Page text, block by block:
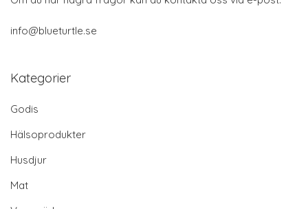
info@blueturtle.se
Kategorier
Godis
Hälsoprodukter
Husdjur
Mat